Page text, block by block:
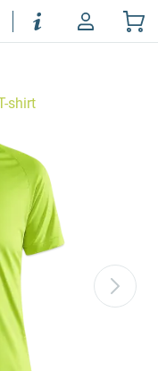
shirt